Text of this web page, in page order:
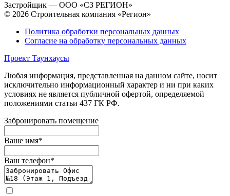
Застройщик — ООО «СЗ РЕГИОН»
© 2026 Строительная компания «Регион»
Политика обработки персональных данных
Согласие на обработку персональных данных
Проект Таунхаусы
Любая информация, представленная на данном сайте, носит
исключительно информационный характер и ни при каких
условиях не является публичной офертой, определяемой
положениями статьи 437 ГК РФ.
Забронировать помещение
Ваше имя*
Ваш телефон*